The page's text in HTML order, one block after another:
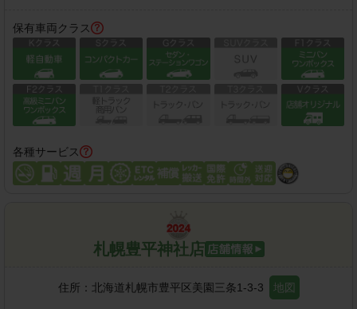
保有車両クラス
各種サービス
札幌豊平神社店
住所： 北海道札幌市豊平区美園三条1-3-3 地図